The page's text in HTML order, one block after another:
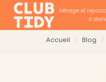
Ménage et
à
Accueil Blog